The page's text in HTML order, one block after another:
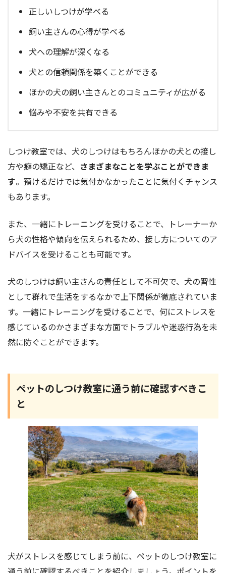
正しいしつけが学べる
飼い主さんの心得が学べる
犬への理解が深くなる
犬との信頼関係を築くことができる
ほかの犬の飼い主さんとのコミュニティが広がる
悩みや不安を共有できる
しつけ教室では、犬のしつけはもちろんほかの犬との接し
方や癖の矯正など、 さまざまなことを学ぶことができま
す。預けるだけでは気付かなかったことに気付くチャンス
もあります。
また、一緒にトレーニングを受けることで、トレーナーか
ら犬の性格や傾向を伝えられるため、接し方についてのア
ドバイスを受けることも可能です。
犬のしつけは飼い主さんの責任として不可欠で、犬の習性
として群れで生活をするなかで上下関係が徹底されていま
す。一緒にトレーニングを受けることで、何にストレスを
感じているのかさまざまな方面でトラブルや迷惑行為を未
然に防ぐことができます。
ペットのしつけ教室に通う前に確認すべきこ
と
犬がストレスを感じてしまう前に、ペットのしつけ教室に